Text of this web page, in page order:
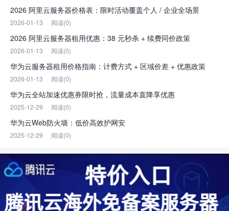
2026 阿里云服务器价格表：限时活动覆盖个人 / 企业全场景
2026-01-13 阅读(0)
2026 阿里云服务器租用优惠：38 元秒杀 + 续费同价政策
2026-01-13 阅读(0)
华为云服务器租用价格指南：计费方式 + 区域价差 + 优惠政策
2026-01-13 阅读(0)
华为云全站加速优惠券限时抢，流量成本直降享优惠
2025-12-29 阅读(0)
华为云Web防火墙：低价高效护网安
2025-12-29 阅读(0)